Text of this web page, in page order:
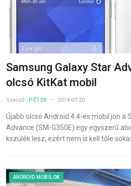
Samsung Galaxy Star
olcsó KitKat mobil
Szerző: PÉTER 2014-07-20
Újabb olcsó Android 4.4-es mobil jön a
Advance (SM-G350E) egy egyszerű
kszülék lesz, ezért nem is kell tőle
ANDROID MOBILOK